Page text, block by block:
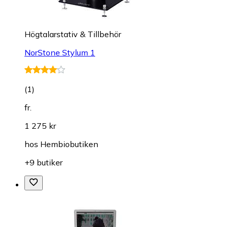
Högtalarstativ & Tillbehör
NorStone Stylum 1
(1)
fr.
1 275 kr
hos Hembiobutiken
+9 butiker